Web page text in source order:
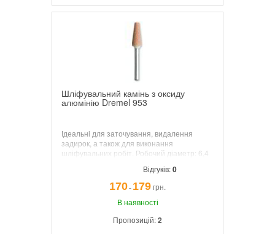
Шліфувальний камінь з оксиду
алюмінію Dremel 953
Ідеальні для заточування, видалення
задирок, а також для виконання
шліфувальних робіт. Робочий діаметр: 6,4
Відгуків:0
170¯179грн.
В наявності
Пропозицій:2